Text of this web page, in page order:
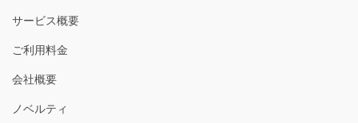
サービス概要
ご利用料金
会社概要
ノベルティ